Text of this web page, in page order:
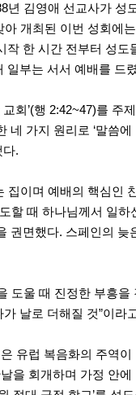
년 김영애 선교사가
개최된 이번 성회에
작 한 시간 전부터 성
일부는 서서 예배를 드
회’(행 2:42~47)를
가지 원리로 ‘말씀에
다.
집이며 예배의 핵심인
할 때 하나님께서 일
권면했다. 스페인의 늦
도울 때 진정한 부흥
날로 더해질 것”이라
유럽 복음화의 주역
을 회개하며 가정 안